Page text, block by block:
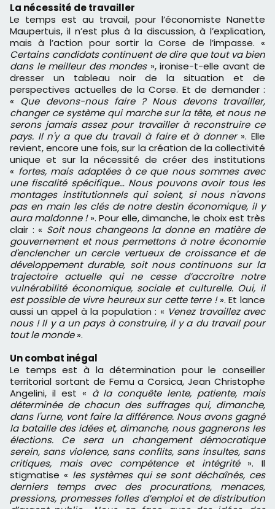
La nécessité de travailler
Le temps est au travail, pour l’économiste Nanette
Maupertuis, il n’est plus à la discussion, à l’explication,
mais à l’action pour sortir la Corse de l’impasse. «
Certains candidats continuent de dire que tout va bien
dans le meilleur des mondes », ironise-t-elle avant de
dresser un tableau noir de la situation et de
perspectives actuelles de la Corse. Et de demander :
« Que devons-nous faire ? Nous devons travailler,
changer ce système qui marche sur la tête, et nous ne
serons jamais assez pour travailler à reconstruire ce
pays. Il n'y a que du travail à faire et à donner ». Elle
revient, encore une fois, sur la création de la collectivité
unique et sur la nécessité de créer des institutions
« fortes, mais adaptées à ce que nous sommes avec
une fiscalité spécifique… Nous pouvons avoir tous les
montages institutionnels qui soient, si nous n'avons
pas en main les clés de notre destin économique, il y
aura maldonne !». Pour elle, dimanche, le choix est très
clair : « Soit nous changeons la donne en matière de
gouvernement et nous permettons à notre économie
d'enclencher un cercle vertueux de croissance et de
développement durable, soit nous continuons sur la
trajectoire actuelle qui ne cesse d’accroître notre
vulnérabilité économique, sociale et culturelle. Oui, il
est possible de vivre heureux sur cette terre !». Et lance
aussi un appel à la population : « Venez travaillez avec
nous ! Il y a un pays à construire, il y a du travail pour
tout le monde».
Un combat inégal
Le temps est à la détermination pour le conseiller
territorial sortant de Femu a Corsica, Jean Christophe
Angelini, il est « à la conquête lente, patiente, mais
déterminée de chacun des suffrages qui, dimanche,
dans l'urne, vont faire la différence. Nous avons gagné
la bataille des idées et, dimanche, nous gagnerons les
élections. Ce sera un changement démocratique
serein, sans violence, sans conflits, sans insultes, sans
critiques, mais avec compétence et intégrité ». Il
stigmatise « les systèmes qui se sont déchaînés, ces
derniers temps avec des procurations, menaces,
pressions, promesses folles d’emploi et de distribution